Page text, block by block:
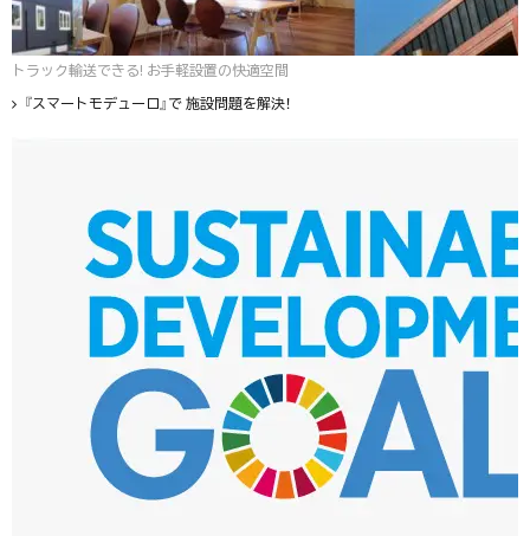
トラック輸送できる! お手軽設置の快適空間
『スマートモデューロ』で 施設問題を解決！